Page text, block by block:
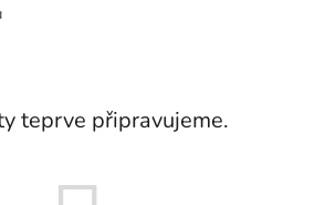
teprve připravujeme.